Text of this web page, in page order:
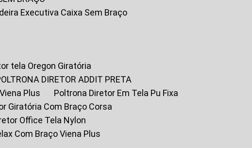
Executiva Caixa Sem Braço
tela Oregon Giratória
POLTRONA DIRETOR ADDIT PRETA
Plus
Poltrona Diretor Em Tela Pu Fixa
Giratória Com Braço Corsa
Office Tela Nylon
Com Braço Viena Plus